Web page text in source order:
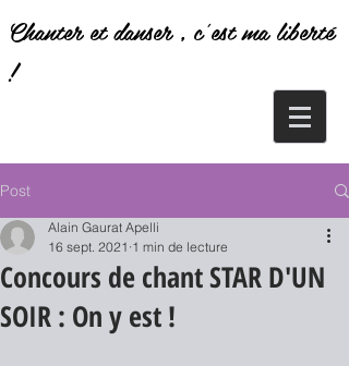
Chanter et danser , c'est ma liberté
!
Post
Concours de chant STAR D'UN
SOIR : On y est !
Alain Gaurat Apelli
16 sept. 2021 1 min de lecture